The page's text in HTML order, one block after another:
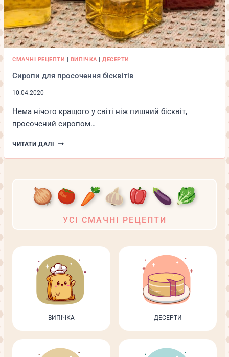
СМАЧНІ РЕЦЕПТИ | ВИПІЧКА |ДЕСЕРТИ
Сиропи для просочення бісквітів
10.04.2020
Нема нічого кращого у світі ніж пишний бісквіт,
просочений сиропом…
ЧИТАТИ ДАЛІ СИРОПИ
ПРОСОЧЕННЯ
УСІ СМАЧНІ РЕЦЕПТИ
ВИПІЧКА ДЕСЕРТИ